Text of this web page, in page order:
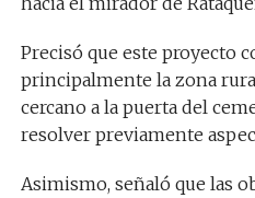
Precisó que este proyecto
principalmente la zona
cercano a la puerta del
resolver previamente
Asimismo, señaló que las